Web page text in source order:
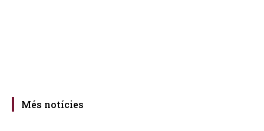
Més notícies